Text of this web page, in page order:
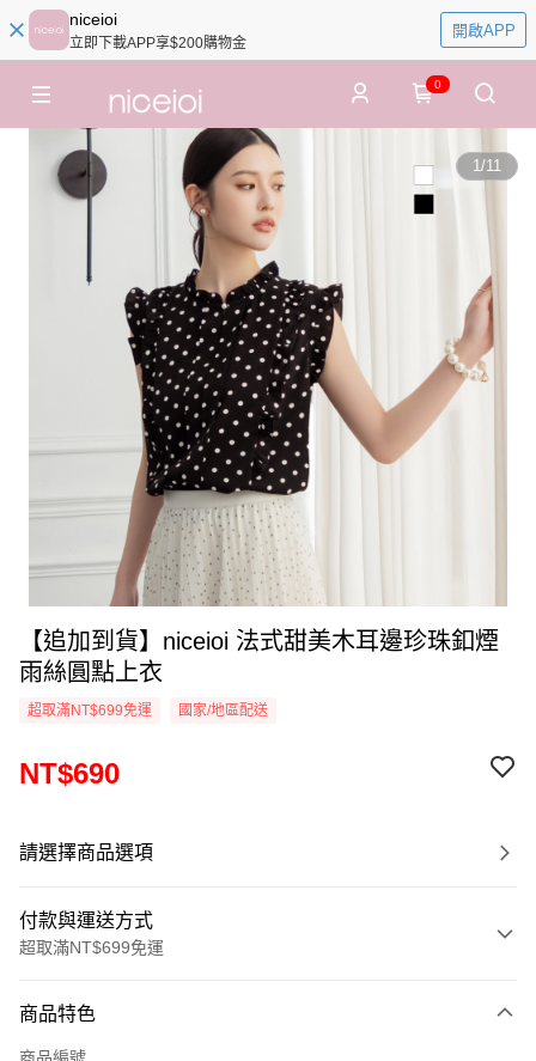
niceioi
立即下載APP享$200購物金
開啟APP
0
1/11
【追加到貨】niceioi 法式甜美木耳邊珍珠釦煙
雨絲圓點上衣
超取滿NT$699免運 國家/地區配送
NT$690
請選擇商品選項
付款與運送方式
超取滿NT$699免運
信用卡一次付款
商品特色